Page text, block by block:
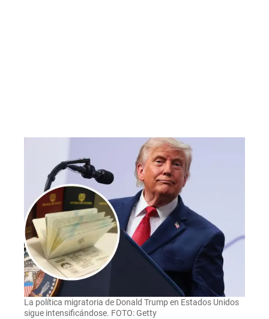
La política migratoria de Donald Trump en Estados Unidos
sigue intensificándose. FOTO: Getty